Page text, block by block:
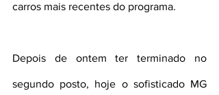
carros mais recentes do programa.
Depois de ontem ter terminado no
segundo posto, hoje o sofisticado MG